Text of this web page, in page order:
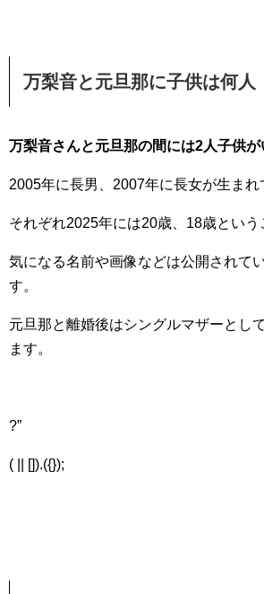
万梨音と元旦那に子供は何人
万梨音さんと元旦那の間には2人子供が
2005年に長男、2007年に長女が生まれ
それぞれ2025年には20歳、18歳という
気になる名前や画像などは公開されて
す。
元旦那と離婚後はシングルマザーとし
ます。
?”
( || []).({});